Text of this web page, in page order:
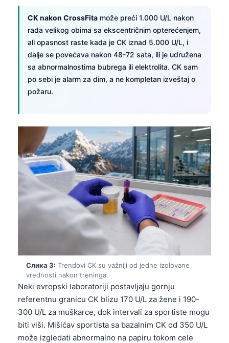
CK nakon CrossFita može preći 1.000 U/L nakon
rada velikog obima sa ekscentričnim opterećenjem,
ali opasnost raste kada je CK iznad 5.000 U/L, i
dalje se povećava nakon 48-72 sata, ili je udružena
sa abnormalnostima bubrega ili elektrolita. CK sam
po sebi je alarm za dim, a ne kompletan izveštaj o
požaru.
Слика 3: Trendovi CK su važniji od jedne izolovane
vrednosti nakon treninga.
Neki evropski laboratoriji postavljaju gornju
referentnu granicu CK blizu 170 U/L za žene i 190-
300 U/L za muškarce, dok intervali za sportiste mogu
biti viši. Mišićav sportista sa bazalnim CK od 350 U/L
može izgledati abnormalno na papiru tokom cele